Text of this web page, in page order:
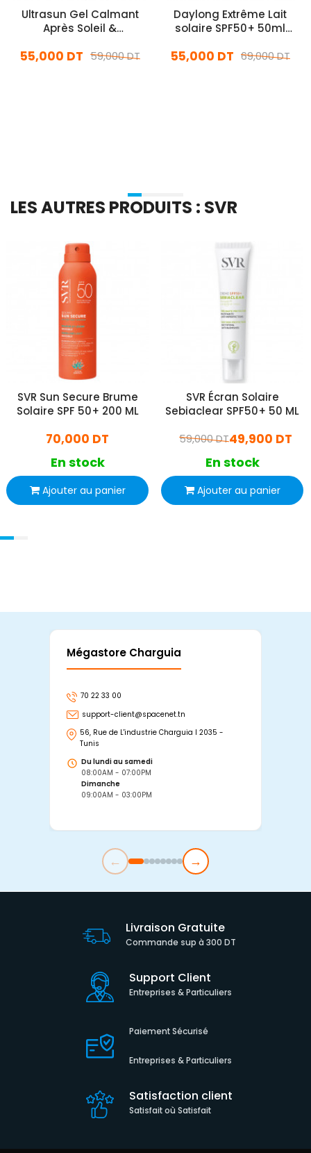
Ultrasun Gel Calmant
Après Soleil &
59,000 DT
55,000 DT
Daylong Extrême Lait
solaire SPF50+ 50ml
69,000 DT
55,000 DT
LES AUTRES PRODUITS : SVR
SVR Sun Secure Brume
Solaire SPF 50+ 200 ML
70,000 DT
En stock
Ajouter au panier
SVR Écran Solaire
Sebiaclear SPF50+ 50 ML
49,900 DT
59,000 DT
En stock
Ajouter au panier
Mégastore Charguia
70 22 33 00
support-client@spacenet.tn
56, Rue de L'industrie Charguia I 2035 -
Tunis
Du lundi au samedi
08:00AM - 07:00PM
Dimanche
09:00AM - 03:00PM
← →
Livraison Gratuite
Commande sup à 300 DT
Support Client
Entreprises & Particuliers
Paiement Sécurisé
Entreprises & Particuliers
Satisfaction client
Satisfait où Satisfait